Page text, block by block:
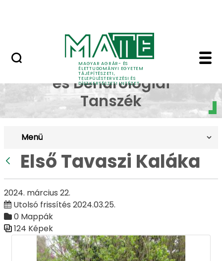
MAGYAR AGRÁR- ÉS
ÉLETTUDOMÁNYI EGYETEM
TÁJÉPÍTÉSZETI,
TELEPÜLÉSTERVEZÉSI ÉS
DÍSZKERTÉSZETI INTÉZET
Első Tavaszi Kaláka
Dísznövénytermesztési
és Dendrológiai
Tanszék
Menü
Első Tavaszi Kaláka
2024. március 22.
Utolsó frissítés 2024.03.25.
0 Mappák
124 Képek
Médiatár